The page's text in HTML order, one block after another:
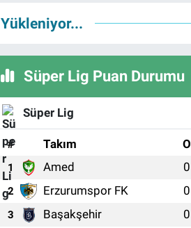
Yükleniyor...
Süper Lig Puan Durumu
Süper Lig
# Takım O
1 Amed 0
2 Erzurumspor FK 0
3 Başakşehir 0